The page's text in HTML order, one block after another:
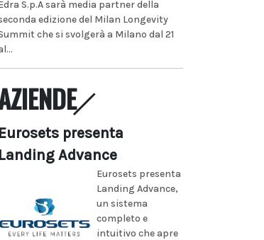
S.p.A sarà media partner della
edizione del Milan Longevity
che si svolgerà a Milano dal 21
Eurosets presenta
Landing Advance
Eurosets presenta
Landing Advance,
un sistema
completo e
intuitivo che apre